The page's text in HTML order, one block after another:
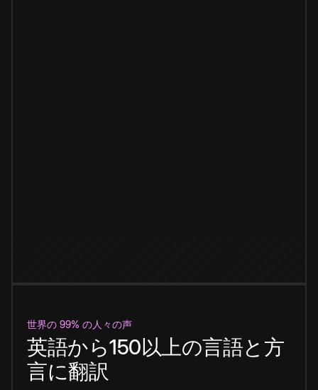
世界の 99% の人々の声
英語から150以上の言語と方
言に翻訳